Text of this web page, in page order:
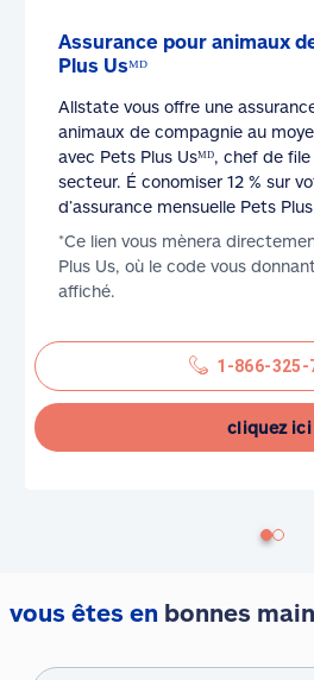
Assurance pour animaux
Plus Usᴹᴰ
Allstate vous offre une
animaux de compagnie au
avec Pets Plus Usᴹᴰ, chef de
secteur. É conomiser 12 % sur
d’assurance mensuelle Pets
*Ce lien vous mènera
Plus Us, où le code vous
affiché.
1-866-325-
cliquez ici
vous êtes en bonnes